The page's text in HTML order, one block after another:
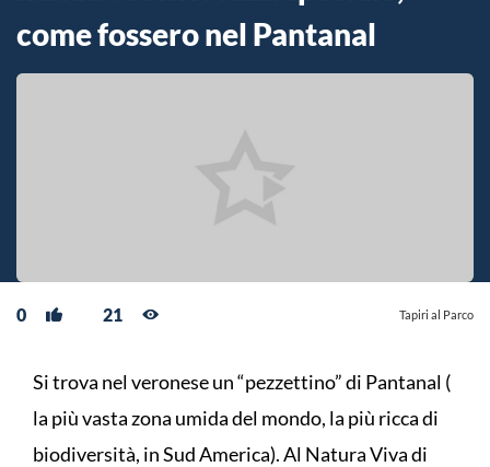
come fossero nel Pantanal
0 21 Tapiri al Parco
Si trova nel veronese un “pezzettino” di Pantanal (
la più vasta zona umida del mondo, la più ricca di
biodiversità, in Sud America). Al Natura Viva di